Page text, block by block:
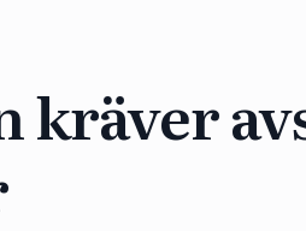
kräver